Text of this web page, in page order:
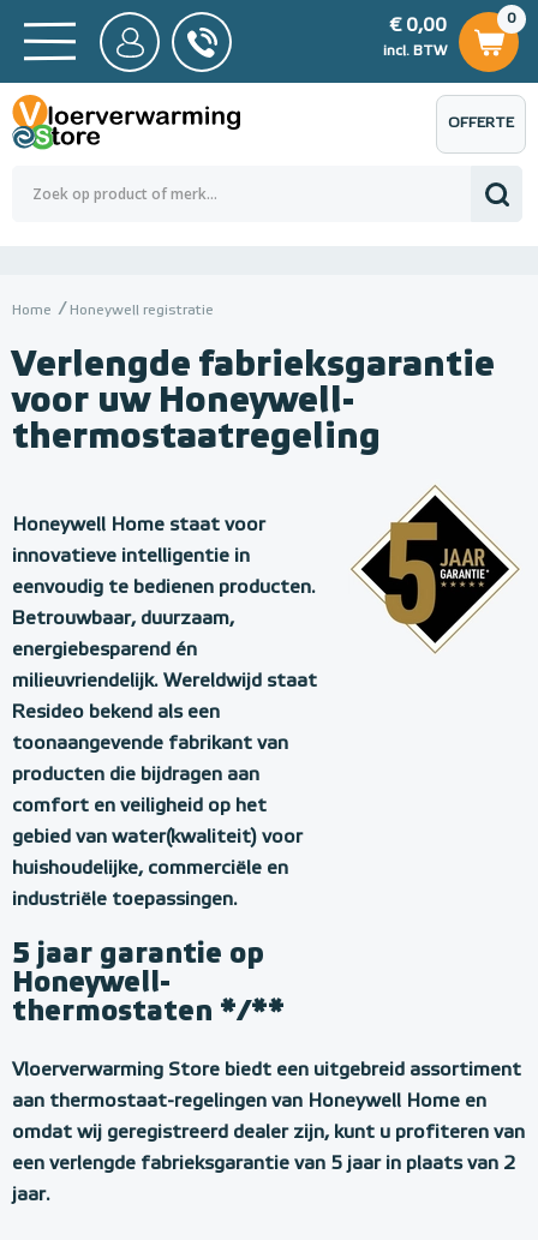
BTW
0,00
0
€ 0,00
incl. BTW
€ 0,00
OFFERTE
AANVRAGEN
Home Honeywell registratie
Verlengde fabrieksgarantie
voor uw Honeywell-
thermostaatregeling
Honeywell Home staat voor
innovatieve intelligentie in
eenvoudig te bedienen producten.
Betrouwbaar, duurzaam,
energiebesparend én
milieuvriendelijk. Wereldwijd staat
Resideo bekend als een
toonaangevende fabrikant van
producten die bijdragen aan
comfort en veiligheid op het
gebied van water(kwaliteit) voor
huishoudelijke, commerciële en
industriële toepassingen.
5 jaar garantie op
Honeywell-
thermostaten */**
H
o
n
e
Vloerverwarming Store biedt een uitgebreid assortiment
aan thermostaat-regelingen van Honeywell Home en
omdat wij geregistreerd dealer zijn, kunt u profiteren van
een verlengde fabrieksgarantie van 5 jaar in plaats van 2
jaar.